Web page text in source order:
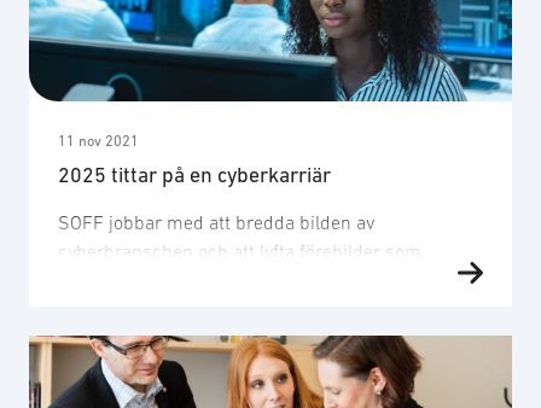
i styrelsen för SOFF under en turbulent
säkerhetspolitisk tid. Intervjun görs …
11 nov 2021
2025 tittar på en cyberkarriär
SOFF jobbar med att bredda bilden av
cyberbranschen och att lyfta förebilder som
cybersoldatutbildningen och hur är det att gå ett
cybertraineeprogram? Det är frågor vi besvarar i
denna miniserie om #JobbaMedCyber. Med hjälp